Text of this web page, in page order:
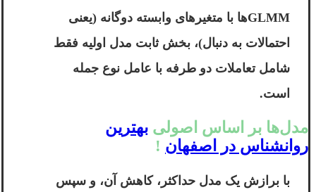
GLMMها با متغیرهای وابسته دوگانه (یعنی
احتمالات به دنبال)، بخش ثابت مدل اولیه فقط
شامل تعاملات دو طرفه با عامل نوع جمله
است.
مدل‌ها بر اساس اصولی بهترین
روانشناس در اصفهان !
با برازش یک مدل حداکثر، کاهش آن، و سپس